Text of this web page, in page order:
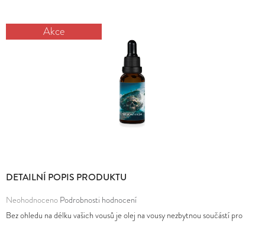
Akce
DETAILNÍ POPIS PRODUKTU
Průměrné
hodnocení
Neohodnoceno Podrobnosti hodnocení
Bez ohledu na délku vašich vousů je olej na vousy nezbytnou součástí pro
J
Í
D